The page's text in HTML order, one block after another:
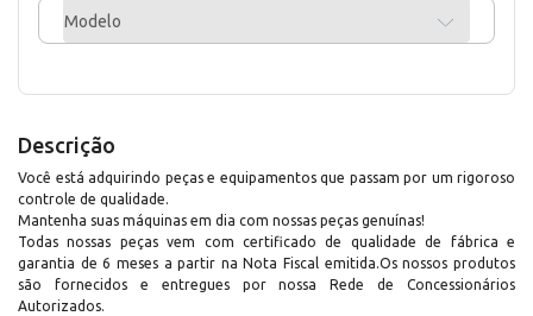
Modelo
Descrição
Você está adquirindo peças e equipamentos que passam por um rigoroso
controle de qualidade.
Mantenha suas máquinas em dia com nossas peças genuínas!
Todas nossas peças vem com certificado de qualidade de fábrica e
garantia de 6 meses a partir na Nota Fiscal emitida.Os nossos produtos
são fornecidos e entregues por nossa Rede de Concessionários
Autorizados.